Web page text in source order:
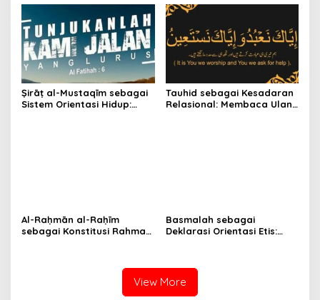
Reformasi Kesadaran dan
Etika Publik
Ichwani (Ni‘mah–Ghaḍab–
Ṣirāṭ al-Mustaqīm sebagai
Sistem Orientasi Hidup:
Tauhid sebagai Kesadaran
Relasional: Membaca Ulang
Al-Raḥmān al-Raḥīm
sebagai Konstitusi Rahmah:
Basmalah sebagai
Deklarasi Orientasi Etis:
View More